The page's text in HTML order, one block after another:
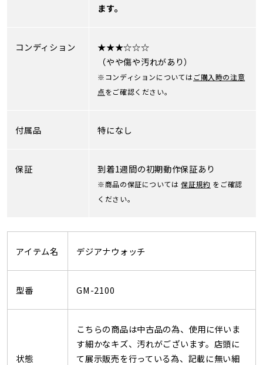
ます。
コンディション
★★★☆☆☆
（やや傷や汚れがあり）
※コンディションについてはご購入時の注意
点をご確認ください。
付属品 特になし
保証 到着1週間の初期動作保証あり
※商品の保証については保証規約 をご確認
ください。
アイテム名 デジアナウォッチ
型番 GM-2100
状態
こちらの商品は中古品の為、使用に伴いま
す細かなキズ、汚れがございます。店頭に
て展示販売を行っている為、記載に無い細